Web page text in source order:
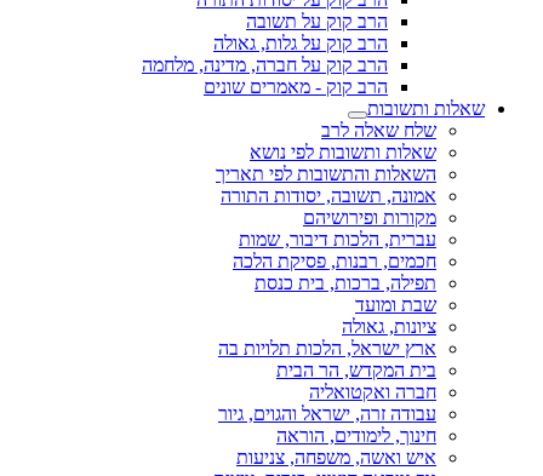
הרב קוק על תשובה
הרב קוק על גלות, גאולה
הרב קוק על חברה, מדינה, מלחמה
הרב קוק - מאמרים שונים
שאלות ותשובות
שלח שאלה לרב
שאלות ותשובות לפי נושא
השאלות והתשובות לפי תאריך
אמונה, תשובה, יסודות התורה
מקורות ופירושיהם
עברית, הלכות דיבור, שמות
חכמים, רבנות, פסיקת הלכה
תפילה, ברכות, בית כנסת
שבת ומועד
ציונות, גאולה
ארץ ישראל, הלכות תלויות בה
בית המקדש, הר הבית
חברה ואקטואליה
עבודה זרה, ישראל והגוים, גיור
חינוך, לימודים, הוראה
איש ואשה, משפחה, צניעות